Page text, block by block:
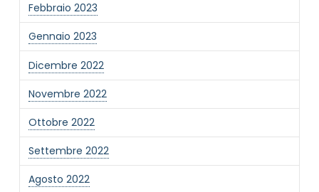
Febbraio 2023
Gennaio 2023
Dicembre 2022
Novembre 2022
Ottobre 2022
Settembre 2022
Agosto 2022